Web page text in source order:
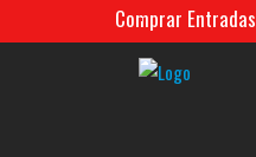
Comprar Entradas